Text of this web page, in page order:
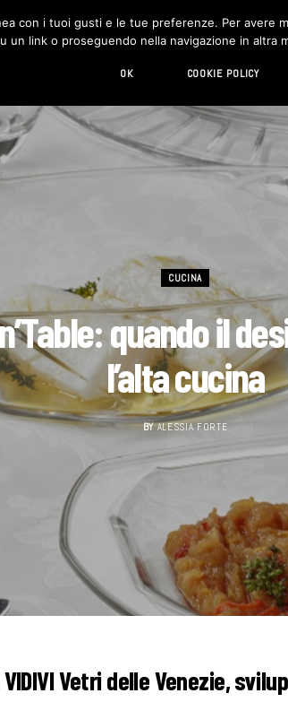
DESIGN LIVING HI-TECH
CUCINA
quando il
l’alta cucina
BY ALESSIA FORTE
VIDIVI Vetri delle Venezie,
con i tuoi gusti e le tue preferenze. Per avere
un link o proseguendo nella navigazione in altra
OK COOKIE POLICY